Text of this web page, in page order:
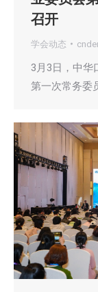
召开
学会动态
3月3日，中华
第一次常务委